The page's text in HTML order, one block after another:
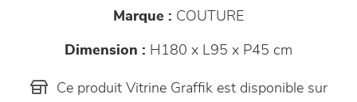
Marque : COUTURE
Dimension : H180 x L95 x P45 cm
Ce produit Vitrine Graffik est disponible sur